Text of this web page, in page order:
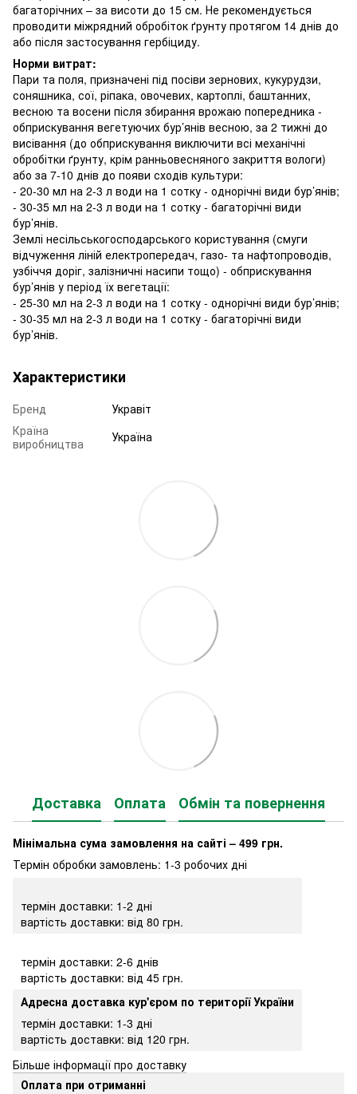
багаторічних – за висоти до 15 см. Не рекомендується
проводити міжрядний обробіток ґрунту протягом 14 днів до
або після застосування гербіциду.
Норми витрат:
Пари та поля, призначені під посіви зернових, кукурудзи,
соняшника, сої, ріпака, овочевих, картоплі, баштанних,
весною та восени після збирання врожаю попередника -
обприскування вегетуючих бур’янів весною, за 2 тижні до
висівання (до обприскування виключити всі механічні
обробітки ґрунту, крім ранньовесняного закриття вологи)
або за 7-10 днів до появи сходів культури:
- 20-30 мл на 2-3 л води на 1 сотку - однорічні види бур’янів;
- 30-35 мл на 2-3 л води на 1 сотку - багаторічні види
бур’янів.
Землі несільськогосподарського користування (смуги
відчуження ліній електропередач, газо- та нафтопроводів,
узбіччя доріг, залізничні насипи тощо) - обприскування
бур’янів у період їх вегетації:
- 25-30 мл на 2-3 л води на 1 сотку - однорічні види бур’янів;
- 30-35 мл на 2-3 л води на 1 сотку - багаторічні види
бур’янів.
Характеристики
Бренд
Укравіт
Країна
виробництва
Україна
Доставка Оплата Обмін та повернення
Мінімальна сума замовлення на сайті – 499 грн.
Термін обробки замовлень: 1-3 робочих дні
термін доставки: 1-2 дні
вартість доставки: від 80 грн.
термін доставки: 2-6 днів
вартість доставки: від 45 грн.
Адресна доставка кур'єром по території України
термін доставки: 1-3 дні
вартість доставки: від 120 грн.
Більше інформації про доставку
Оплата при отриманні